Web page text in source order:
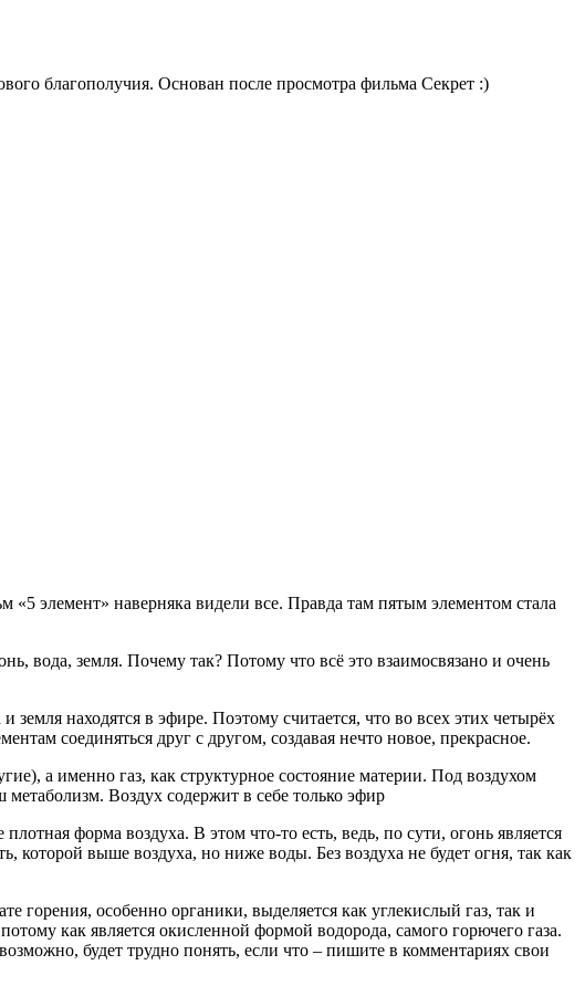
благополучия. Основан после просмотра фильма Секрет :)
элемент» наверняка видели все. Правда там пятым элементом стала
вода, земля. Почему так? Потому что всё это взаимосвязано и очень
находятся в эфире. Поэтому считается, что во всех этих четырёх
соединяться друг с другом, создавая нечто новое, прекрасное.
а именно газ, как структурное состояние материи. Под воздухом
Воздух содержит в себе только эфир
форма воздуха. В этом что-то есть, ведь, по сути, огонь является
которой выше воздуха, но ниже воды. Без воздуха не будет огня, так как
горения, особенно органики, выделяется как углекислый газ, так и
как является окисленной формой водорода, самого горючего газа.
будет трудно понять, если что – пишите в комментариях свои